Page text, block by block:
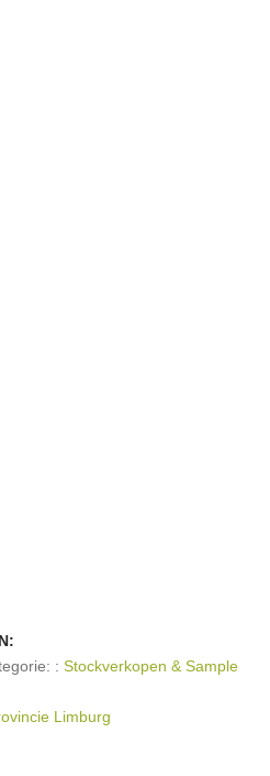
:Stockverkopen & Sample
Limburg